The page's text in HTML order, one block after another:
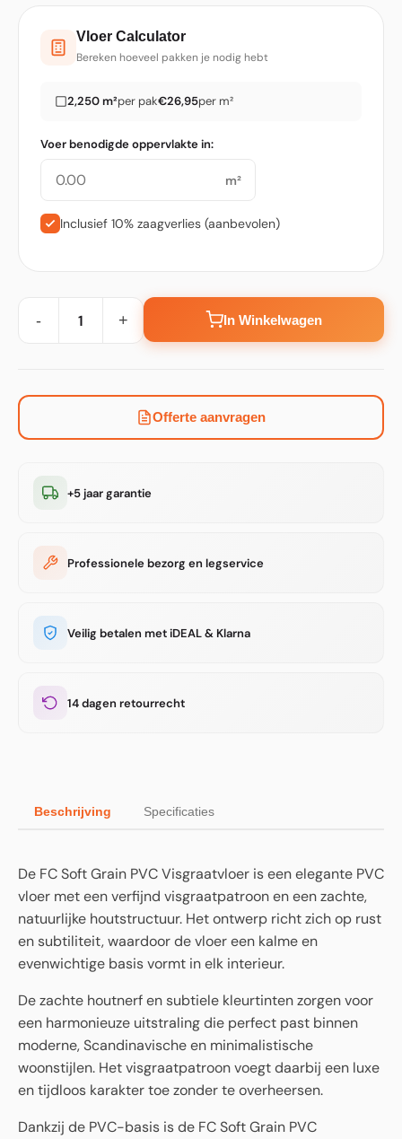
Vloer Calculator
Bereken hoeveel pakken je nodig hebt
2,250 m²per pak€26,95per m²
Voer benodigde oppervlakte in:
m²
Inclusief 10% zaagverlies (aanbevolen)
- + In Winkelwagen
Offerte aanvragen
+5 jaar garantie
Professionele bezorg en legservice
Veilig betalen met iDEAL & Klarna
14 dagen retourrecht
Beschrijving Specificaties
De FC Soft Grain PVC Visgraatvloer is een elegante PVC
vloer met een verfijnd visgraatpatroon en een zachte,
natuurlijke houtstructuur. Het ontwerp richt zich op rust
en subtiliteit, waardoor de vloer een kalme en
evenwichtige basis vormt in elk interieur.
De zachte houtnerf en subtiele kleurtinten zorgen voor
een harmonieuze uitstraling die perfect past binnen
moderne, Scandinavische en minimalistische
woonstijlen. Het visgraatpatroon voegt daarbij een luxe
en tijdloos karakter toe zonder te overheersen.
Dankzij de PVC-basis is de FC Soft Grain PVC